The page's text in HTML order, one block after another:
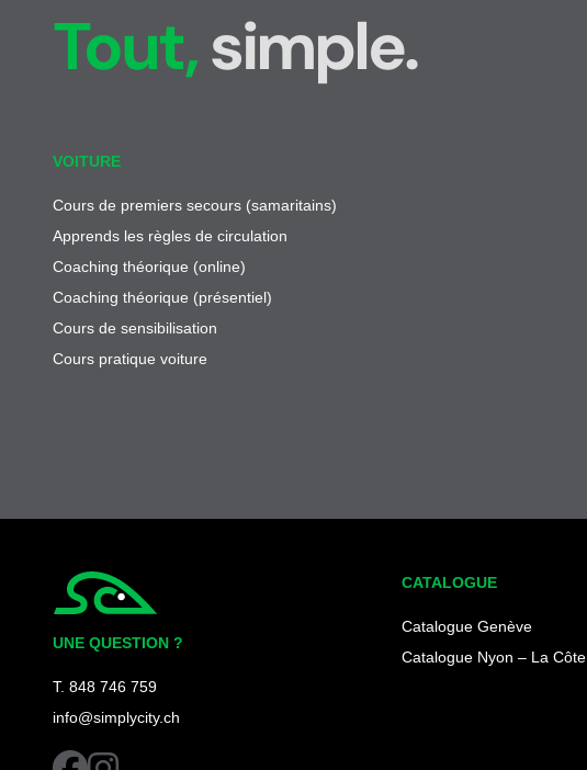
Tout,simple.
VOITURE
Cours de premiers secours (samaritains)
Apprends les règles de circulation
Coaching théorique (online)
Coaching théorique (présentiel)
Cours de sensibilisation
Cours pratique voiture
UNE QUESTION ?
T. 848 746 759
info@simplycity.ch
facebookinstagram
CATALOGUE
Catalogue Genève
Catalogue Nyon – La Côte